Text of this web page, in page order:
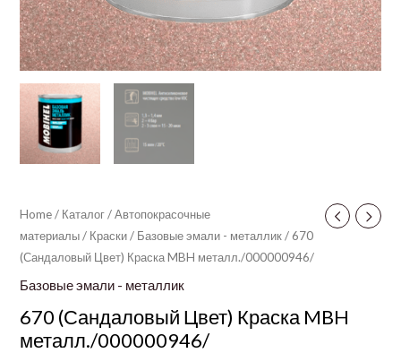
Home/ Каталог/Автопокрасочные
материалы/ Краски/ Базовые эмали - металлик/ 670
(Сандаловый Цвет) Краска MBH металл./000000946/
Базовые эмали - металлик
670 (Сандаловый Цвет) Краска MBH
металл./000000946/